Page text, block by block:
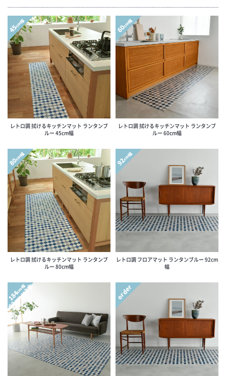
45cm幅
レトロ調 拭けるキッチンマット ランタンブ
ルー 45cm幅
60cm幅
レトロ調 拭けるキッチンマット ランタンブ
ルー 60cm幅
80cm幅
レトロ調 拭けるキッチンマット ランタンブ
ルー 80cm幅
92cm幅
レトロ調 フロアマット ランタンブルー 92cm
幅
184cm幅
92cm×2本 order